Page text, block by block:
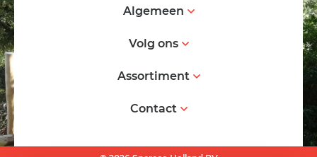
Algemeen
Volg ons
Assortiment
Contact